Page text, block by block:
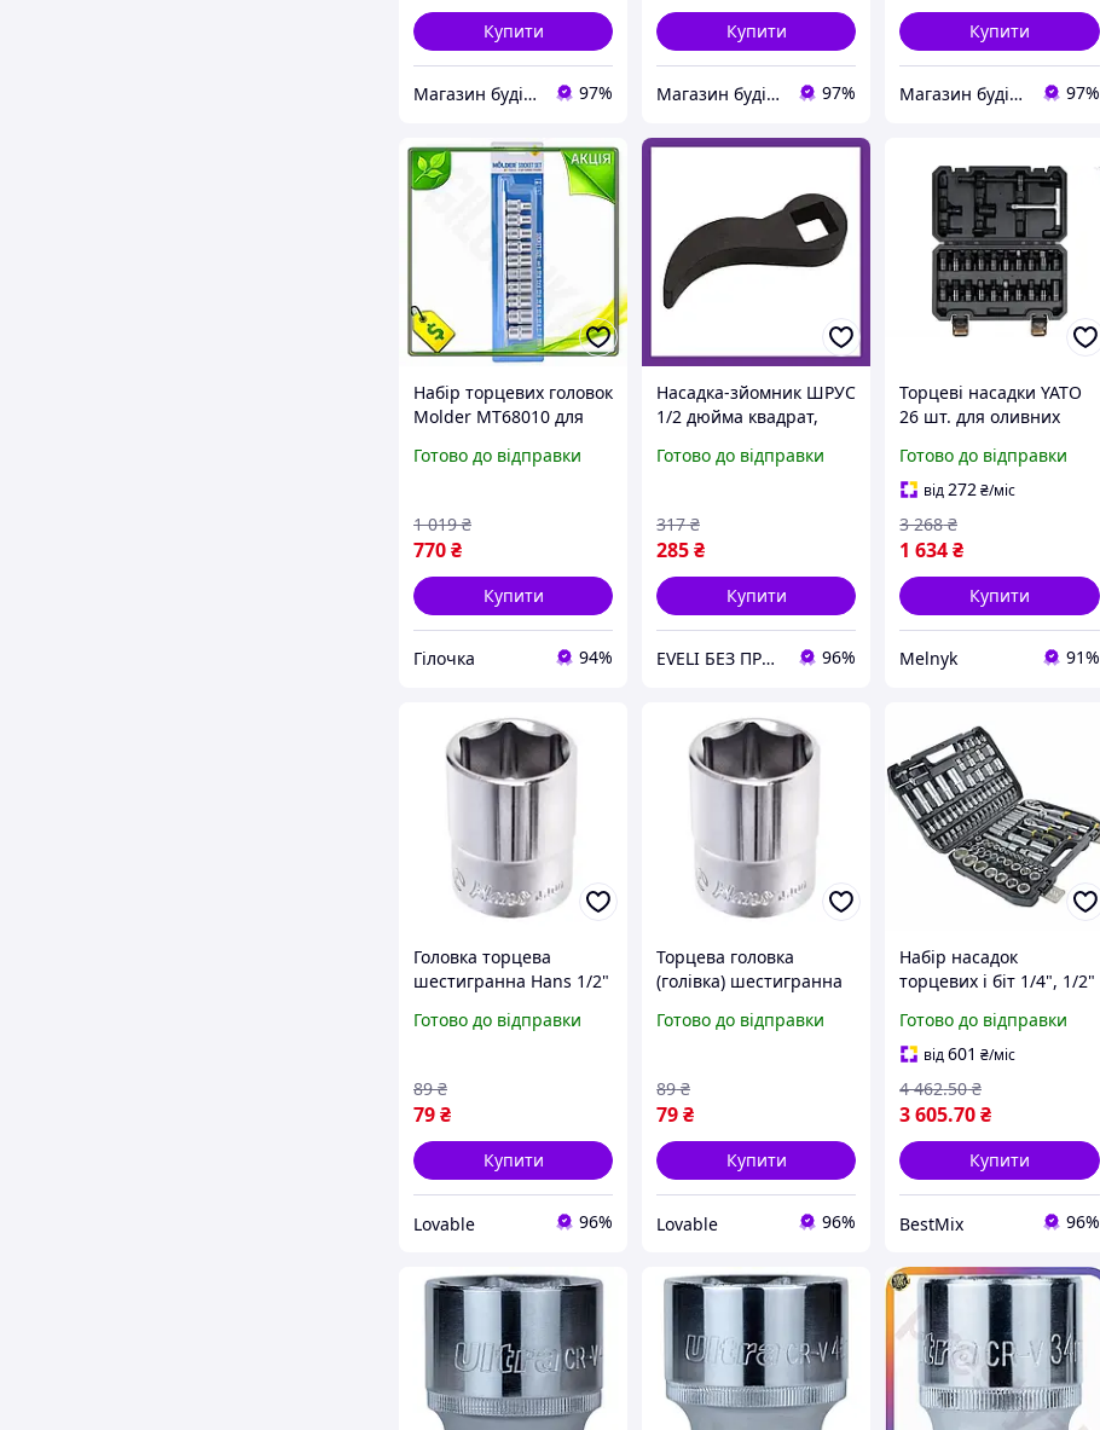
Купити
Магазин будівельних матеріалів "БУДУЄМО РАЗОМ" 97%
Купити
Магазин будівельних матеріалів "БУДУЄМО РАЗОМ" 97%
Купити
Магазин будівельних матеріалів "БУДУЄМО РАЗОМ" 97%
Набір торцевих головок
Molder MT68010 для
хром-ванадієва сталь
VE-33
Готово до відправки
770₴
1 019 ₴
Купити
Гілочка 94%
Насадка-зйомник ШРУС
1/2 дюйма квадрат,
7.5x2.5x1.2 см, вага 90
стійкість
Готово до відправки
285₴
317 ₴
Купити
EVELI БЕЗ ПРЕДОПЛАТ 96%
Торцеві насадки YATO
26 шт. для оливних
хромо-ванадієвої сталі
Готово до відправки
від272₴/міс
1 634₴
3 268 ₴
Купити
Melnyk 91%
Головка торцева
шестигранна Hans 1/2"
6-гранна хром-
Готово до відправки
79₴
89 ₴
Купити
Lovable 96%
Торцева головка
(голівка) шестигранна
торцева насадка з
Cr-V
Готово до відправки
79₴
89 ₴
Купити
Lovable 96%
Набір насадок
торцевих і біт 1/4", 1/2"
сталь пластиковий
кейс
Готово до відправки
від601 ₴/міс
3 605.70₴
4 462.50 ₴
Купити
BestMix 96%